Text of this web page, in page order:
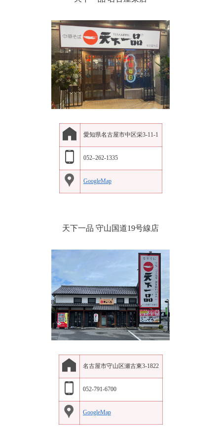
愛知県名古屋市中区栄3-11-1
052–262-1335
GoogleMap
天下一品 守山国道19号線店
名古屋市守山区瀬古東3-1822
052-791-6700
GoogleMap